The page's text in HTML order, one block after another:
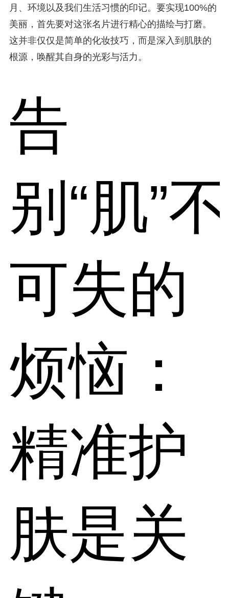
月、环境以及我们生活习惯的印记。要实现100%的
美丽，首先要对这张名片进行精心的描绘与打磨。
这并非仅仅是简单的化妆技巧，而是深入到肌肤的
根源，唤醒其自身的光彩与活力。
告
别“肌”不
可失的
烦恼：
精准护
肤是关